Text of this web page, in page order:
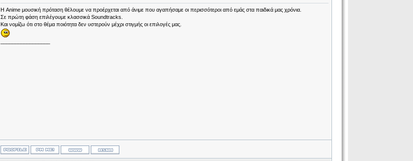
Η Anime μουσική πρόταση θέλουμε να προέρχεται από άνιμε που αγαπήσαμε οι περισσότεροι από εμάς στα παιδικά μας χρόνια.
Σε πρώτη φάση επιλέγουμε κλασσικά Soundtracks.
Και νομίζω ότι στο θέμα ποιότητα δεν υστερούν μέχρι στιγμής οι επιλογές μας.